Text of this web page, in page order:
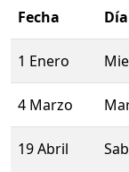
Fecha Día
1 Enero
4 Marzo
19 Abril